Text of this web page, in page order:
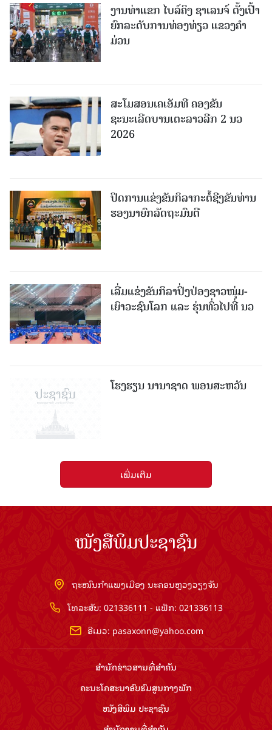
ງານທ່າແຂກ ໄບລ໌ຄິງ ຊາເລນຈ໌ ຕັ້ງເປົ້າ
ຍົກລະດັບການທ່ອງທ່ຽວ ແຂວງຄໍາ
ມ່ວນ
ສະໂມສອນເຄເອັມທີ ຄອງຂັນ
ຊະນະເລີດບານເຕະລາວລີກ 2 ນວ
2026
ປິດການແຂ່ງຂັນກິລາກະຕໍ້ຊີງຂັນທ່ານ
ຮອງນາຍົກລັດຖະມົນຕີ
ເລີ່ມແຂ່ງຂັນກິລາປິ່ງປ່ອງຊາວໜຸ່ມ-
ເຍົາວະຊົນໂລກ ແລະ ຮຸ່ນທົ່ວໄປທີ່ ນວ
ໂຮງຮຽນ ນານາຊາດ ພອນສະຫວັນ
ເພີ່ມເຕີມ
ໜັງສືພິມປະຊາຊົນ
ຖະໜົນກຳແພງເມືອງ ນະຄອນຫຼວງວຽງຈັນ
ໂທລະສັບ: 021336111 - ແຟັກ: 021336113
ອີເມວ: pasaxonn@yahoo.com
ສຳ​ນັກ​ຂ່າວ​ສານ​ທີ່​ສຳ​ຄັນ​
ຄະນະໂຄສະນາອົບຮົມ​ສູນ​ກາງ​ພັກ
ໜັງສືພິມ ປະ​ຊາ​ຊົນ